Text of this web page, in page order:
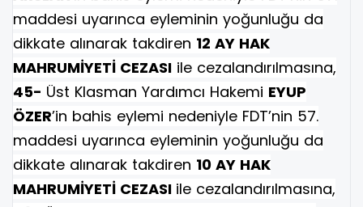
maddesi uyarınca eyleminin yoğunluğu da
dikkate alınarak takdiren 12 AY HAK
MAHRUMİYETİ CEZASI ile cezalandırılmasına,
45- Üst Klasman Yardımcı Hakemi EYUP
ÖZER’in bahis eylemi nedeniyle FDT’nin 57.
maddesi uyarınca eyleminin yoğunluğu da
dikkate alınarak takdiren 10 AY HAK
MAHRUMİYETİ CEZASI ile cezalandırılmasına,